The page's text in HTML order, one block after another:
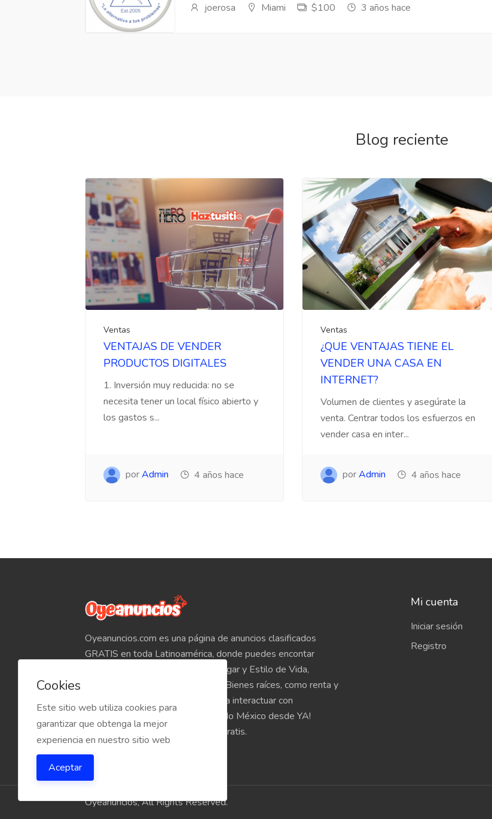
joerosa
Miami $100 3 años hace
Blog reciente
Ventas
VENTAJAS DE VENDER
PRODUCTOS DIGITALES
1. Inversión muy reducida: no se
necesita tener un local físico abierto y
los gastos s...
porAdmin 4 años hace
Ventas
¿QUE VENTAJAS TIENE EL
VENDER UNA CASA EN
INTERNET?
Volumen de clientes y asegúrate la
venta. Centrar todos los esfuerzos en
vender casa en inter...
porAdmin 4 años hace
Oyeanuncios.com es una página de anuncios clasificados
GRATIS en toda Latinoamérica, donde puedes encontar
Empleos, Autos, Motocicletas, Hogar y Estilo de Vida,
Teléfonos, Tabletas, Electrónicos, Bienes raíces, como renta y
venta de inmuebles, etc. Empieza a interactuar con
compradores y vendedores de todo México desde YA!
Oyeanuncios.com es totalmente Gratis.
Mi cuenta
Iniciar sesión
Registro
Oyeanuncios, All Rights Reserved.
Cookies
Este sitio web utiliza cookies para
garantizar que obtenga la mejor
experiencia en nuestro sitio web
Aceptar